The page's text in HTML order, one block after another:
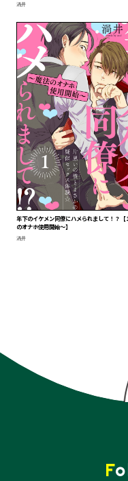
渦井
年下のイケメン同僚にハメられまして！？【
のオナホ使用開始～】
渦井